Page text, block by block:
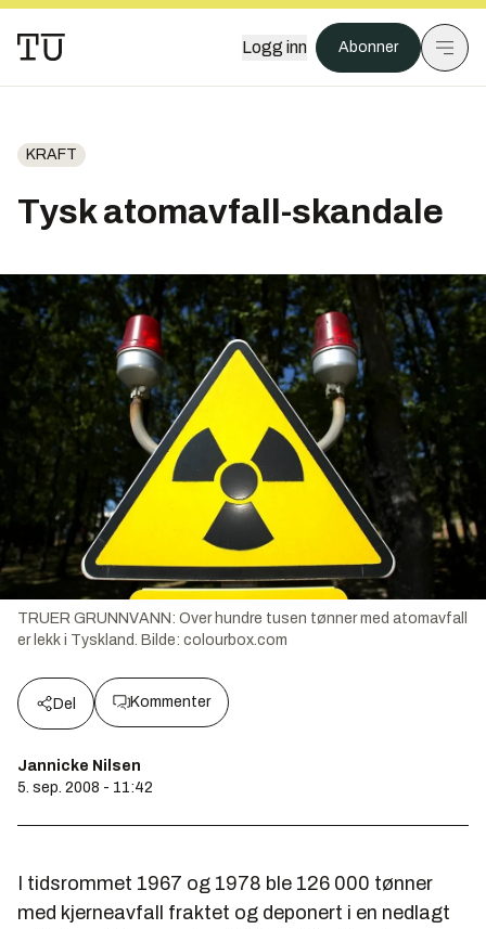
Logg inn Abonner
KRAFT
Tysk atomavfall-skandale
TRUER GRUNNVANN: Over hundre tusen tønner med atomavfall
er lekk i Tyskland. Bilde: colourbox.com
Del Kommenter
Jannicke Nilsen
5. sep. 2008 - 11:42
I tidsrommet 1967 og 1978 ble 126 000 tønner
med kjerneavfall fraktet og deponert i en nedlagt